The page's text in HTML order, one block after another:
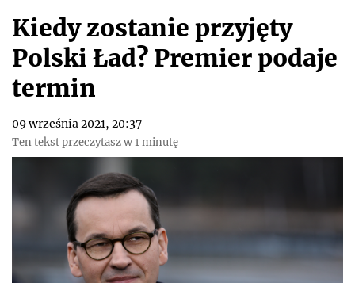
Kiedy zostanie przyjęty
Polski Ład? Premier podaje
termin
09 września 2021, 20:37
Ten tekst przeczytasz w 1 minutę